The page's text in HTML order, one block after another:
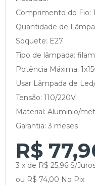
Comprimento do Fio:
Quantidade de
Soquete: E27
Tipo de lâmpada:
Potência Máxima:
Usar Lâmpada de
Tensão: 110/220V
Material: Aluminio/
Garantia: 3 meses
R$
3 x de R$ 25,96 S/
ou R$ 74,00 No Pix